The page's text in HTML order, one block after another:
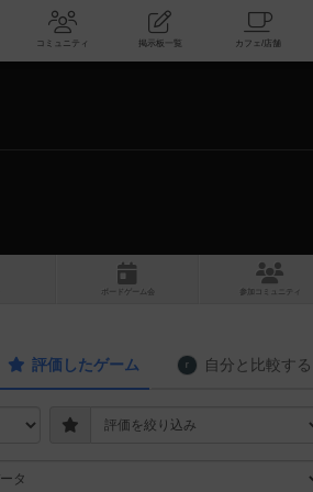
ボードゲーム会 コミュニティ 掲示板一覧
ボ ドゲ ーム コミュニティ
評価したゲーム 自分と 比較する